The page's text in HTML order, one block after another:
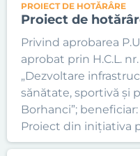
PROIECT DE HOTĂRÂRE
Proiect de
Privind aprobarea
aprobat prin H.C.L.
„Dezvoltare
sănătate, sportivă și
Borhanci”;
Proiect din inițiativa